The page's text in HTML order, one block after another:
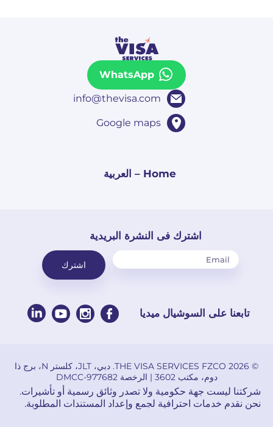
WhatsApp
info@thevisa.com
Google maps
Home – العربية
اشترك فى النشرة البريدية
اشترك
تابعنا على السوشيال ميديا
© 2026 THE VISA SERVICES FZCO. دبي، JLT، كلستر N، برج ذا
دوم، مكتب 3602 | الرخصة DMCC-977682
شركتنا ليست جهة حكومية ولا تصدر وثائق رسمية أو تأشيرات.
نحن نقدم خدمات احترافية لجمع وإعداد المستندات المطلوبة.